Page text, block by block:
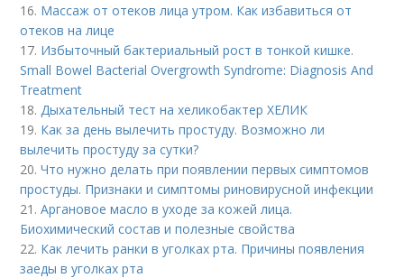
16. Массаж от отеков лица утром. Как избавиться от
отеков на лице
17. Избыточный бактериальный рост в тонкой кишке.
Small Bowel Bacterial Overgrowth Syndrome: Diagnosis And
Treatment
18.Дыхательный тест на хеликобактер ХЕЛИК
19. Как за день вылечить простуду. Возможно ли
вылечить простуду за сутки?
20.Что нужно делать при появлении первых симптомов
простуды. Признаки и симптомы риновирусной инфекции
21.Аргановое масло в уходе за кожей лица.
Биохимический состав и полезные свойства
22. Как лечить ранки в уголках рта. Причины появления
заеды в уголках рта